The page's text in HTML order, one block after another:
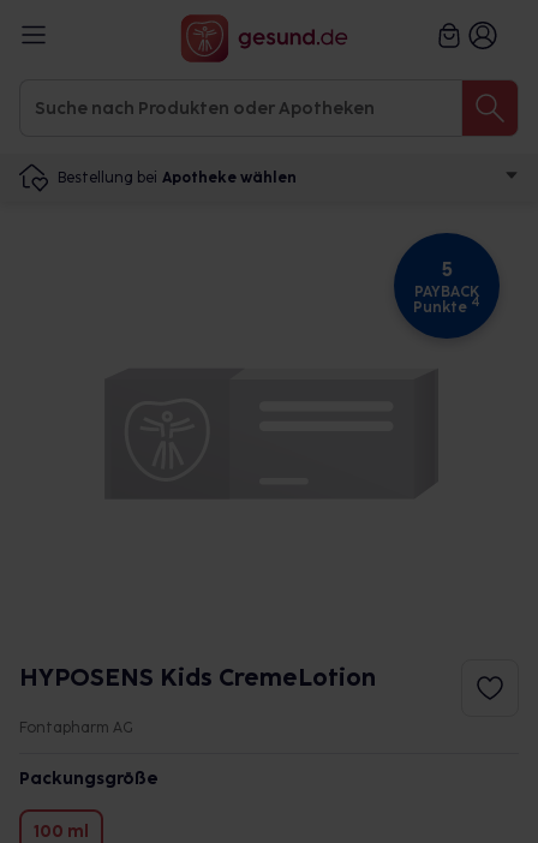
Bestellung bei Apotheke wählen
5
PAYBACK
Punkte 4
HYPOSENS Kids CremeLotion
Fontapharm AG
Packungsgröße
100 ml